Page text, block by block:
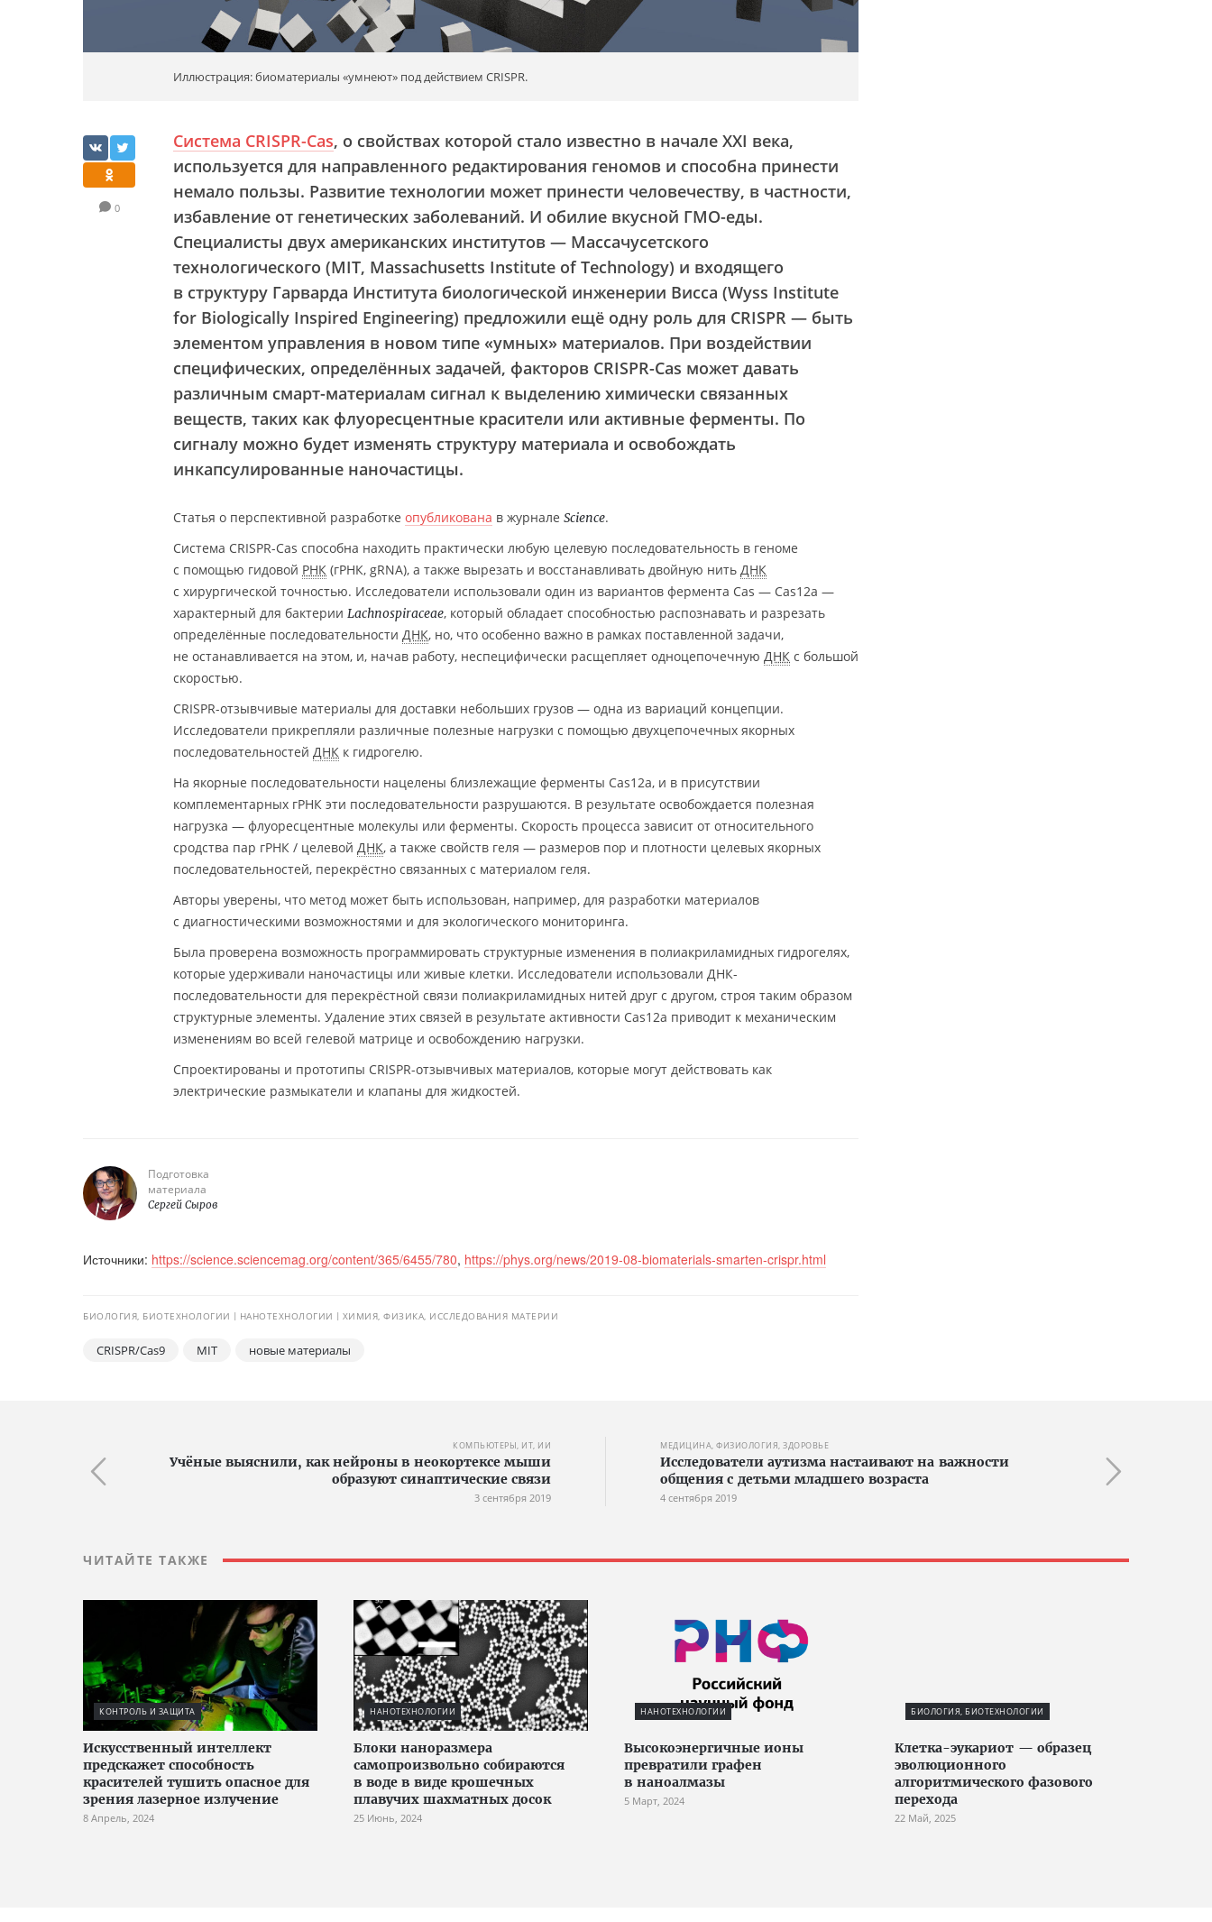
Иллюстрация: биоматериалы «умнеют» под действием CRISPR.
0
Система CRISPR-Cas, о свойствах которой стало известно в начале XXI века,
используется для направленного редактирования геномов и способна принести
немало пользы. Развитие технологии может принести человечеству, в частности,
избавление от генетических заболеваний. И обилие вкусной ГМО-еды.
Специалисты двух американских институтов — Массачусетского
технологического (MIT, Massachusetts Institute of Technology) и входящего
в структуру Гарварда Института биологической инженерии Висса (Wyss Institute
for Biologically Inspired Engineering) предложили ещё одну роль для CRISPR — быть
элементом управления в новом типе «умных» материалов. При воздействии
специфических, определённых задачей, факторов CRISPR-Cas может давать
различным смарт-материалам сигнал к выделению химически связанных
веществ, таких как флуоресцентные красители или активные ферменты. По
сигналу можно будет изменять структуру материала и освобождать
инкапсулированные наночастицы.
Статья о перспективной разработке опубликована в журнале Science.
Система CRISPR-Cas способна находить практически любую целевую последовательность в геноме
с помощью гидовой РНК (гРНК, gRNA), а также вырезать и восстанавливать двойную нить ДНК
с хирургической точностью. Исследователи использовали один из вариантов фермента Cas — Cas12a —
характерный для бактерии Lachnospiraceae, который обладает способностью распознавать и разрезать
определённые последовательности ДНК, но, что особенно важно в рамках поставленной задачи,
не останавливается на этом, и, начав работу, неспецифически расщепляет одноцепочечную ДНК с большой
скоростью.
CRISPR-отзывчивые материалы для доставки небольших грузов — одна из вариаций концепции.
Исследователи прикрепляли различные полезные нагрузки с помощью двухцепочечных якорных
последовательностей ДНК к гидрогелю.
На якорные последовательности нацелены близлежащие ферменты Cas12a, и в присутствии
комплементарных гРНК эти последовательности разрушаются. В результате освобождается полезная
нагрузка — флуоресцентные молекулы или ферменты. Скорость процесса зависит от относительного
сродства пар гРНК / целевой ДНК, а также свойств геля — размеров пор и плотности целевых якорных
последовательностей, перекрёстно связанных с материалом геля.
Авторы уверены, что метод может быть использован, например, для разработки материалов
с диагностическими возможностями и для экологического мониторинга.
Была проверена возможность программировать структурные изменения в полиакриламидных гидрогелях,
которые удерживали наночастицы или живые клетки. Исследователи использовали ДНК-
последовательности для перекрёстной связи полиакриламидных нитей друг с другом, строя таким образом
структурные элементы. Удаление этих связей в результате активности Cas12a приводит к механическим
изменениям во всей гелевой матрице и освобождению нагрузки.
Спроектированы и прототипы CRISPR-отзывчивых материалов, которые могут действовать как
электрические размыкатели и клапаны для жидкостей.
Подготовка
материала
Сергей Сыров
Источники: https://science.sciencemag.org/content/365/6455/780, https://phys.org/news/2019-08-biomaterials-smarten-crispr.html
БИОЛОГИЯ, БИОТЕХНОЛОГИИ НАНОТЕХНОЛОГИИ ХИМИЯ, ФИЗИКА, ИССЛЕДОВАНИЯ МАТЕРИИ
CRISPR/Cas9 MIT новые материалы
КОМПЬЮТЕРЫ, ИТ, ИИ
Учёные выяснили, как нейроны в неокортексе мыши
образуют синаптические связи
3 сентября 2019
МЕДИЦИНА, ФИЗИОЛОГИЯ, ЗДОРОВЬЕ
Исследователи аутизма настаивают на важности
общения с детьми младшего возраста
4 сентября 2019
ЧИТАЙТЕ ТАКЖЕ
КОНТРОЛЬ И ЗАЩИТА
Искусственный интеллект
предскажет способность
красителей тушить опасное для
зрения лазерное излучение
8 Апрель, 2024
НАНОТЕХНОЛОГИИ
Блоки наноразмера
самопроизвольно собираются
в воде в виде крошечных
плавучих шахматных досок
25 Июнь, 2024
НАНОТЕХНОЛОГИИ
Высокоэнергичные ионы
превратили графен
в наноалмазы
5 Март, 2024
БИОЛОГИЯ, БИОТЕХНОЛОГИИ
Клетка-эукариот — образец
эволюционного
алгоритмического фазового
перехода
22 Май, 2025